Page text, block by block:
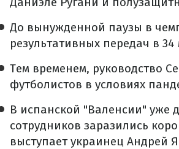
До вынужденной паузы в
результативных передач в
Тем временем, руководство
футболистов в условиях
В испанской "Валенсии" уже
сотрудников заразились
выступает украинец Андрей